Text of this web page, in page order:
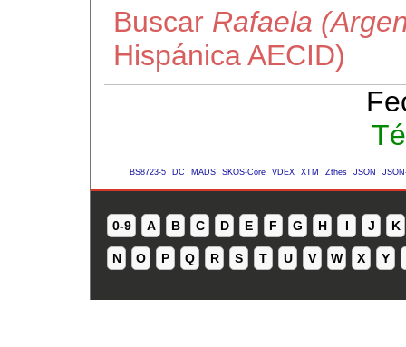
Buscar Rafaela
Hispánica AECID)
BS8723-5 DC MADS SKOS-Core VDEX XTM Zthes JSON
0-9 A B C D E F G H I J K
N O P Q R S T U V W X Y